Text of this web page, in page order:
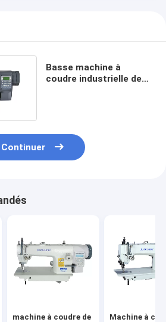
Basse machine à
coudre industrielle de
Continuer
machine à coudre de
Machine à